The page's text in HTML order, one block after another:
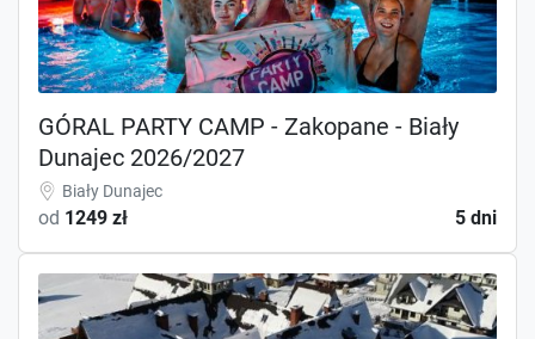
GÓRAL PARTY CAMP - Zakopane - Biały
Dunajec 2026/2027
Biały Dunajec
od 1249 zł 5 dni